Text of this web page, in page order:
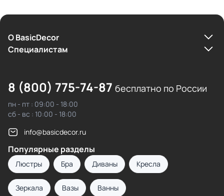
О BasicDecor
Cпециалистам
8 (800) 775-74-87 бесплатно по России
пн - пт : 09:00 - 18:00
сб - вс : 10:00 - 18:00
info@basicdecor.ru
Популярные разделы
Люстры Бра Диваны Кресла
Зеркала Вазы Ванны